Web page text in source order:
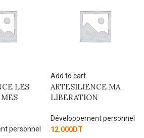
MA
Read more
Le thérapeute et le soin
de l’âmeIntroduction à
Développement personnel